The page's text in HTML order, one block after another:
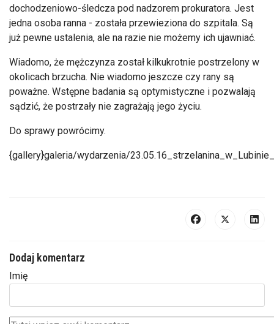
dochodzeniowo-śledcza pod nadzorem prokuratora. Jest
jedna osoba ranna - została przewieziona do szpitala. Są
już pewne ustalenia, ale na razie nie możemy ich ujawniać.
Wiadomo, że mężczynza został kilkukrotnie postrzelony w
okolicach brzucha. Nie wiadomo jeszcze czy rany są
poważne. Wstępne badania są optymistyczne i pozwalają
sądzić, że postrzały nie zagrażają jego życiu.
Do sprawy powrócimy.
{gallery}galeria/wydarzenia/
Dodaj komentarz
Imię